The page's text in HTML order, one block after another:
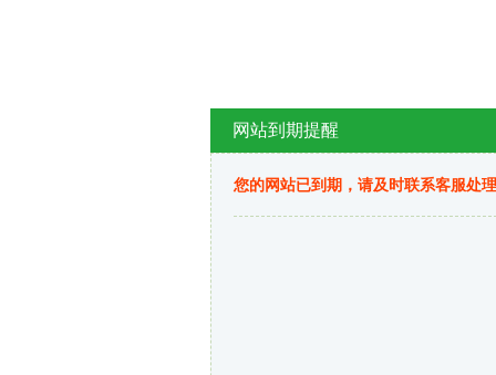
网站到期提醒
您的网站已到期，请及时联系客服处理